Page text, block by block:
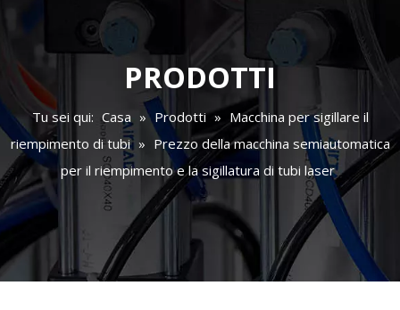
日本語
한국어
PRODOTTI
Tu sei qui: Casa » Prodotti » Macchina per sigillare il
riempimento di tubi » Prezzo della macchina semiautomatica
per il riempimento e la sigillatura di tubi laser